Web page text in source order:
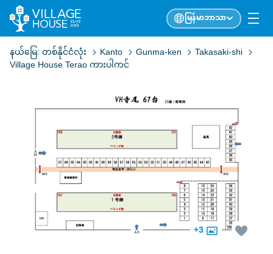
မြန်မာဘာသာ
နယ်မြေ:တစ်နိုင်ငံလုံး Kanto Gunma-ken Takasaki-shi
Village House Terao ကားပါကင်
+3